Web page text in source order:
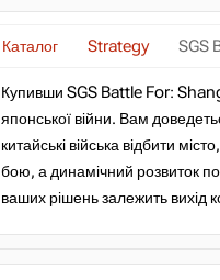
Каталог Strategy SGS
Купивши SGS Battle For:
японської війни. Вам
китайські війська відбити
бою, а динамічний розвиток
ваших рішень залежить вихід